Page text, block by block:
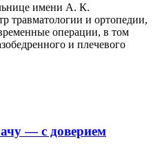
имени А. К.
травматологии и ортопедии,
операции, в том
и плечевого
— с доверием